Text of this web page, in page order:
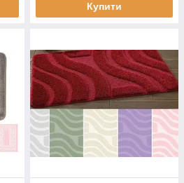
Купити